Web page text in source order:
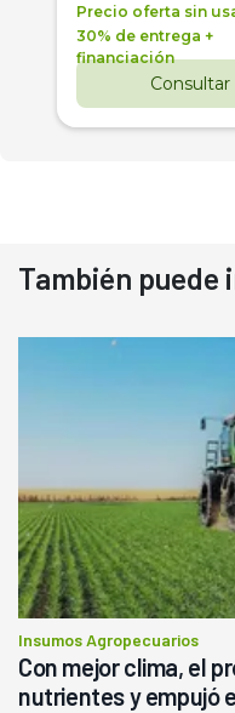
Precio oferta sin
30% de entrega +
financiación
Consultar
También puede
Insumos Agropecuarios
Con mejor clima, el
nutrientes y empujó